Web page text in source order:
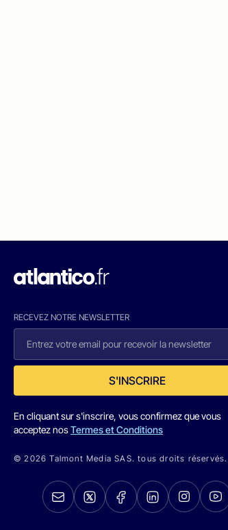
RECEVEZ NOTRE NEWSLETTER
S'INSCRIRE
En cliquant sur s'inscrire, vous confirmez que vous
acceptez nosTermes et Conditions
© 2026 Talmont Media SAS. tous droits réservés.